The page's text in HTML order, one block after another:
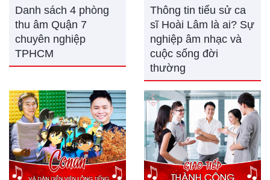
Danh sách 4 phòng
thu âm Quận 7
chuyên nghiệp
TPHCM
Thông tin tiểu sử ca
sĩ Hoài Lâm là ai? Sự
nghiệp âm nhạc và
cuộc sống đời
thường